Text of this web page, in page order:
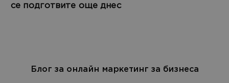
се подготвите още днес
Блог за онлайн маркетинг за бизнеса